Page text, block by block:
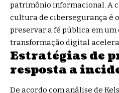
patrimônio informacional. A
cultura de cibersegurança é
preservar a fé pública em um
transformação digital
Estratégias de
resposta a
De acordo com análise de